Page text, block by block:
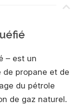
– est un
propane et de
du pétrole
de gaz naturel.